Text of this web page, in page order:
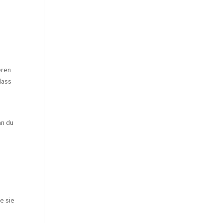
du
sie